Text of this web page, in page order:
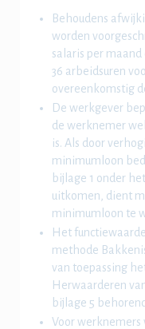
Behoudens
worden
salaris per
36 arbeidsuren
overeenkomstig
De werkgever
de werknemer
is. Als door
minimumloon
bijlage 1 onder
uitkomen, dient
minimumloon te
Het
methode
van toepassing
Herwaarderen
bijlage 5
Voor werknemers